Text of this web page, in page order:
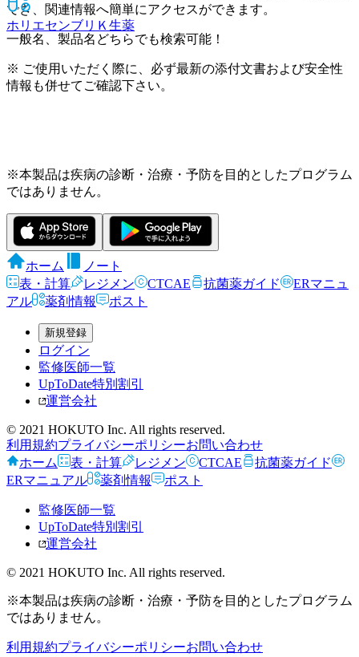
ホリエセンブリＫ 生薬
でき、関連情報へ簡単にアクセスができます。
一般名、製品名どちらでも検索可能！
※ ご使用いただく際に、必ず最新の添付文書および安全性
情報も併せてご確認下さい。
※本製品は疾病の診断・治療・予防を目的としたプログラム
ではありません。
ホーム
ノート
表・計算
レジメン CTCAE 抗菌薬ガイド
ERマニュ
アル
薬剤情報 ポスト
新規登録
ログイン
監修医師一覧
UpToDate特別割引
運営会社
© 2021 HOKUTO Inc. All rights reserved.
利用規約プライバシーポリシーお問い合わせ
ホーム
表・計算 レジメン CTCAE
抗菌薬ガイド
ERマニュアル
薬剤情報 ポスト
監修医師一覧
UpToDate特別割引
運営会社
© 2021 HOKUTO Inc. All rights reserved.
※本製品は疾病の診断・治療・予防を目的としたプログラム
ではありません。
利用規約プライバシーポリシーお問い合わせ